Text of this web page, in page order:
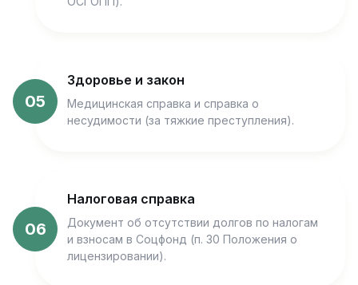
05
Здоровье и закон
Медицинская справка и справка о
несудимости (за тяжкие преступления).
06
Налоговая справка
Документ об отсутствии долгов по налогам
и взносам в Соцфонд (п. 30 Положения о
лицензировании).